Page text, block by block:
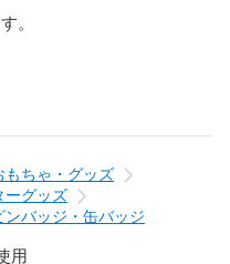
。
もちゃ・グッズ
ーグッズ
ンバッジ・缶バッジ
用